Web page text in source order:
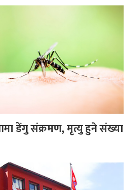
डेंगु संक्रमण, मृत्यु हुने संख्या